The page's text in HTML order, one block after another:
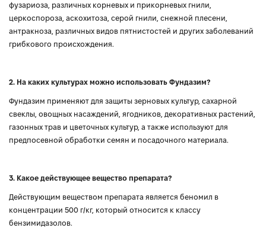
фузариоза, различных корневых и прикорневых гнили,
церкоспороза, аскохитоза, серой гнили, снежной плесени,
антракноза, различных видов пятнистостей и других заболеваний
грибкового происхождения.
2. На каких культурах можно использовать Фундазим?
Фундазим применяют для защиты зерновых культур, сахарной
свеклы, овощных насаждений, ягодников, декоративных растений,
газонных трав и цветочных культур, а также используют для
предпосевной обработки семян и посадочного материала.
3. Какое действующее вещество препарата?
Действующим веществом препарата является беномил в
концентрации 500 г/кг, который относится к классу
бензимидазолов.